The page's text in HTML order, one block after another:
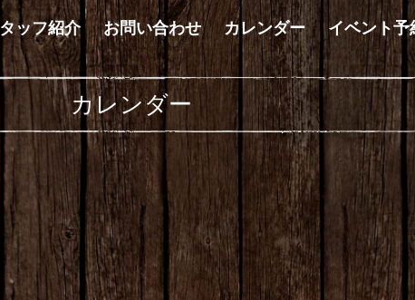
ッフ紹介 お問い合わせ カレンダー イベント予
カレンダー